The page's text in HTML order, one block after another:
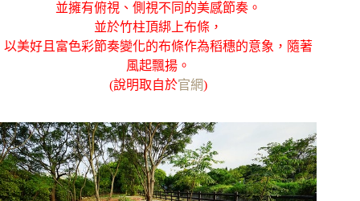
並擁有俯視、側視不同的美感節奏。
並於竹柱頂綁上布條，
以美好且富色彩節奏變化的布條作為稻穗的意象，隨著
風起飄揚。
(說明取自於官網)